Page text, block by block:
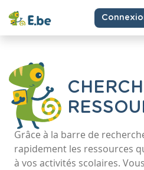
Grâce à la barre de
rapidement les ressources
à vos activités scolaires.